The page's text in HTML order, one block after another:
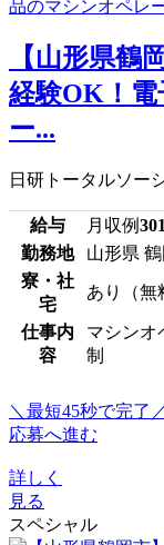
【山形県鶴
経験OK！
ー...
日研トータルソー
給与 月収例
勤務地
山形県
寮・社
宅
あり（無
仕事内
容
マシンオ
制
＼最短45秒で完了
応募へ進む
詳しく
見る
スペシャル